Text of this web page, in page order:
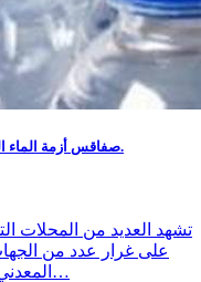
صفاقس أزمة الماء المعدني: أنواع تختفي وأخرى تظهر والأسعار ترتفع.
تشهد العديد من المحلات
على غرار عدد من
المعدني، حيث يجد المواطن صعوبة في الحصول…